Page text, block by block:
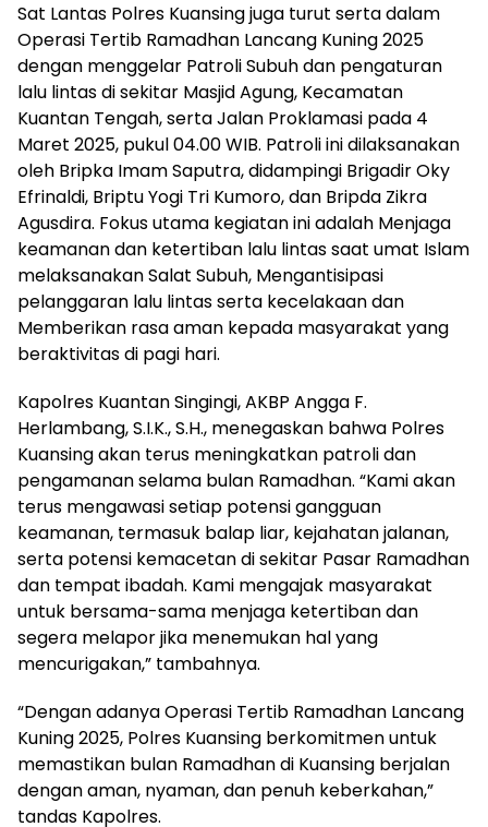
Sat Lantas Polres Kuansing juga turut serta dalam
Operasi Tertib Ramadhan Lancang Kuning 2025
dengan menggelar Patroli Subuh dan pengaturan
lalu lintas di sekitar Masjid Agung, Kecamatan
Kuantan Tengah, serta Jalan Proklamasi pada 4
Maret 2025, pukul 04.00 WIB. Patroli ini dilaksanakan
oleh Bripka Imam Saputra, didampingi Brigadir Oky
Efrinaldi, Briptu Yogi Tri Kumoro, dan Bripda Zikra
Agusdira. Fokus utama kegiatan ini adalah Menjaga
keamanan dan ketertiban lalu lintas saat umat Islam
melaksanakan Salat Subuh, Mengantisipasi
pelanggaran lalu lintas serta kecelakaan dan
Memberikan rasa aman kepada masyarakat yang
beraktivitas di pagi hari.
Kapolres Kuantan Singingi, AKBP Angga F.
Herlambang, S.I.K., S.H., menegaskan bahwa Polres
Kuansing akan terus meningkatkan patroli dan
pengamanan selama bulan Ramadhan. “Kami akan
terus mengawasi setiap potensi gangguan
keamanan, termasuk balap liar, kejahatan jalanan,
serta potensi kemacetan di sekitar Pasar Ramadhan
dan tempat ibadah. Kami mengajak masyarakat
untuk bersama-sama menjaga ketertiban dan
segera melapor jika menemukan hal yang
mencurigakan,” tambahnya.
“Dengan adanya Operasi Tertib Ramadhan Lancang
Kuning 2025, Polres Kuansing berkomitmen untuk
memastikan bulan Ramadhan di Kuansing berjalan
dengan aman, nyaman, dan penuh keberkahan,”
tandas Kapolres.